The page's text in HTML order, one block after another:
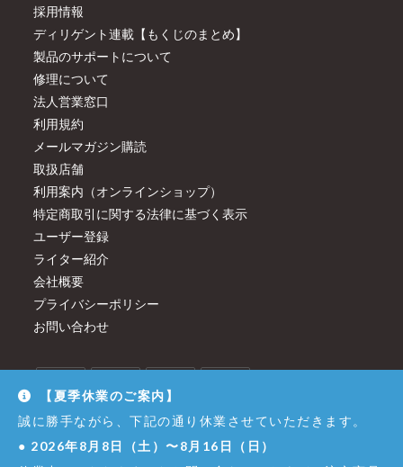
採用情報
ディリゲント連載【もくじのまとめ】
製品のサポートについて
修理について
法人営業窓口
利用規約
メールマガジン購読
取扱店舗
利用案内（オンラインショップ）
特定商取引に関する法律に基づく表示
ユーザー登録
ライター紹介
会社概要
プライバシーポリシー
お問い合わせ
【夏季休業のご案内】
誠に勝手ながら、下記の通り休業させていただきます。
● 2026年8月8日（土）〜8月16日（日）